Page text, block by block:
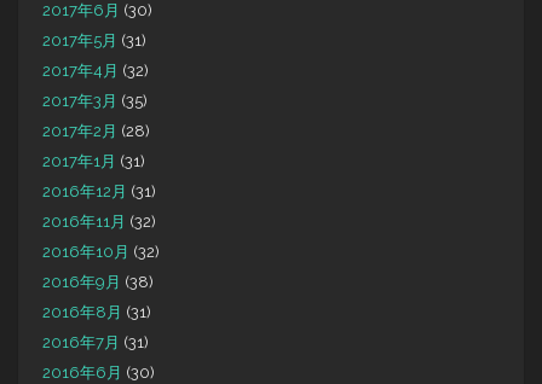
2017年6月 (30)
2017年5月 (31)
2017年4月 (32)
2017年3月 (35)
2017年2月 (28)
2017年1月 (31)
2016年12月 (31)
2016年11月 (32)
2016年10月 (32)
2016年9月 (38)
2016年8月 (31)
2016年7月 (31)
2016年6月 (30)